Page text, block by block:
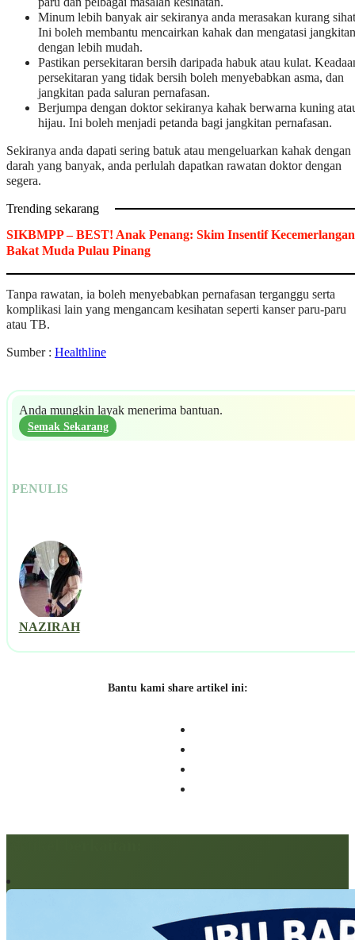
Minum lebih banyak air sekiranya anda merasakan kurang
Ini boleh membantu mencairkan kahak dan mengatasi jangkitan
dengan lebih mudah.
Pastikan persekitaran bersih daripada habuk atau kulat.
persekitaran yang tidak bersih boleh menyebabkan asma, dan
jangkitan pada saluran pernafasan.
Berjumpa dengan doktor sekiranya kahak berwarna kuning
hijau. Ini boleh menjadi petanda bagi jangkitan pernafasan.
Sekiranya anda dapati sering batuk atau mengeluarkan kahak dengan
darah yang banyak, anda perlulah dapatkan rawatan doktor dengan
segera.
Trending sekarang
SIKBMPP – BEST! Anak Penang: Skim Insentif Kecemerlangan
Bakat Muda Pulau Pinang
Tanpa rawatan, ia boleh menyebabkan pernafasan terganggu serta
komplikasi lain yang mengancam kesihatan seperti kanser paru-paru
atau TB.
Sumber : Healthline
Anda mungkin layak menerima bantuan.
Semak Sekarang
PENULIS
NAZIRAH
Bantu kami share artikel ini: